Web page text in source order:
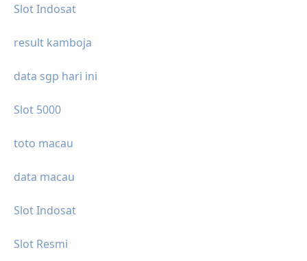
Slot Indosat
result kamboja
data sgp hari ini
Slot 5000
toto macau
data macau
Slot Indosat
Slot Resmi